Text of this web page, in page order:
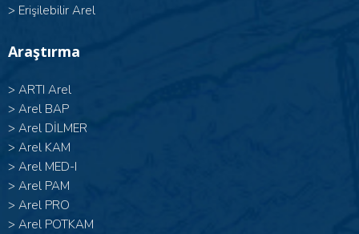
> Erişilebilir Arel
Araştırma
> ARTI Arel
> Arel BAP
> Arel DİLMER
> Arel KAM
> Arel MED-I
> Arel PAM
> Arel PRO
> Arel POTKAM